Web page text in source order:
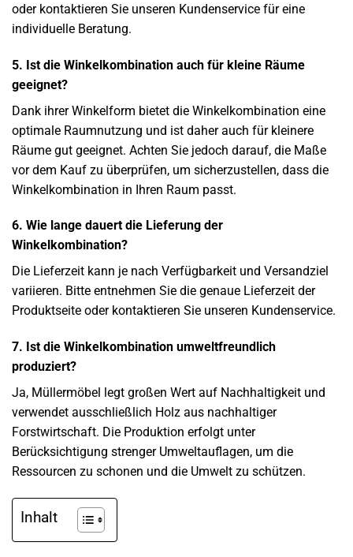
oder kontaktieren Sie unseren Kundenservice für eine
individuelle Beratung.
5. Ist die Winkelkombination auch für kleine Räume
geeignet?
Dank ihrer Winkelform bietet die Winkelkombination eine
optimale Raumnutzung und ist daher auch für kleinere
Räume gut geeignet. Achten Sie jedoch darauf, die Maße
vor dem Kauf zu überprüfen, um sicherzustellen, dass die
Winkelkombination in Ihren Raum passt.
6. Wie lange dauert die Lieferung der
Winkelkombination?
Die Lieferzeit kann je nach Verfügbarkeit und Versandziel
variieren. Bitte entnehmen Sie die genaue Lieferzeit der
Produktseite oder kontaktieren Sie unseren Kundenservice.
7. Ist die Winkelkombination umweltfreundlich
produziert?
Ja, Müllermöbel legt großen Wert auf Nachhaltigkeit und
verwendet ausschließlich Holz aus nachhaltiger
Forstwirtschaft. Die Produktion erfolgt unter
Berücksichtigung strenger Umweltauflagen, um die
Ressourcen zu schonen und die Umwelt zu schützen.
Inhalt